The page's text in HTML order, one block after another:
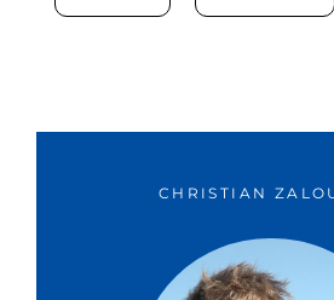
CHRISTIAN